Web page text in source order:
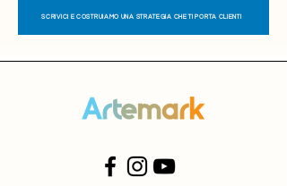
SCRIVICI E COSTRUIAMO UNA STRATEGIA CHE TI PORTA CLIENTI